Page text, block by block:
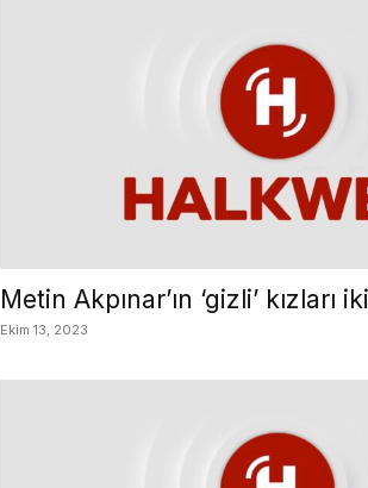
Metin Akpınar’ın ‘gizli’ kızları
Ekim 13, 2023